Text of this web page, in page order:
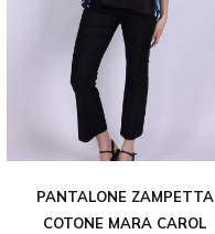
PANTALONE ZAMPETTA
COTONE MARA CAROL